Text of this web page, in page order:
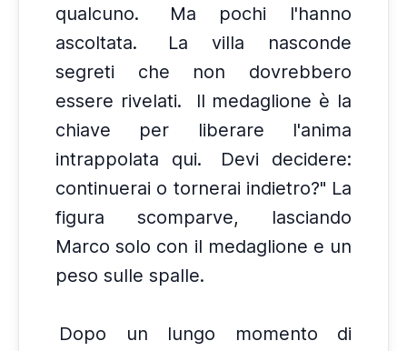
qualcuno.
Ma pochi l'hanno
ascoltata.
La villa nasconde
segreti che non dovrebbero
essere rivelati.
Il medaglione è la
chiave per liberare l'anima
intrappolata qui.
Devi decidere:
continuerai o tornerai indietro?" La
figura scomparve, lasciando
Marco solo con il medaglione e un
peso sulle spalle.
Dopo un lungo momento di